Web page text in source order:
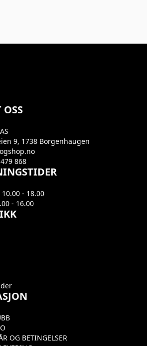
9, 1738 Borgenhaugen
868
- 18.00
- 16.00
OG BETINGELSER